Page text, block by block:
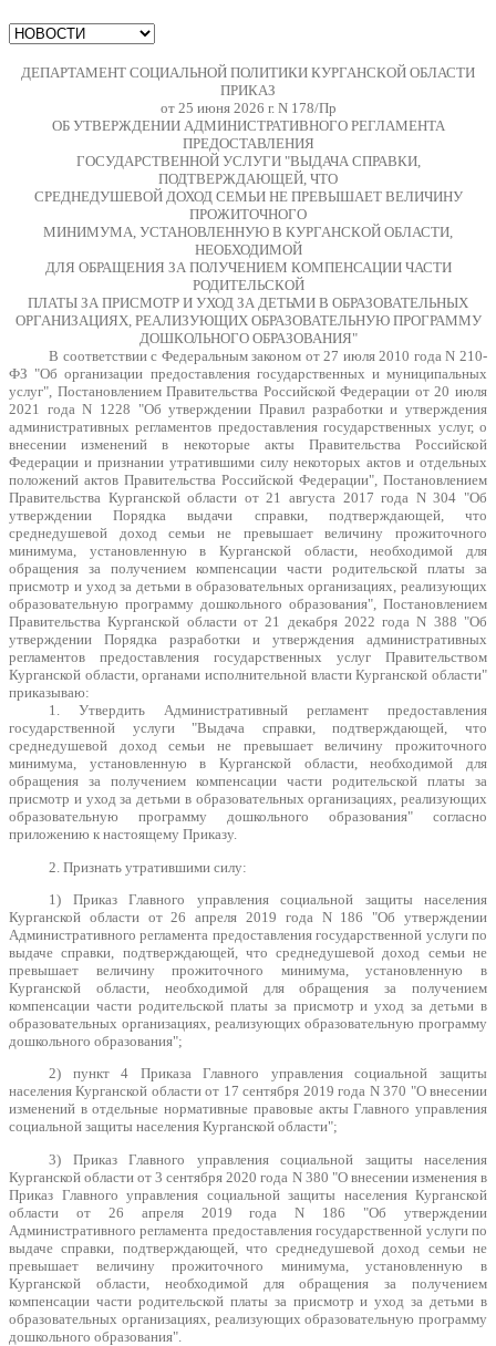
ДЕПАРТАМЕНТ СОЦИАЛЬНОЙ ПОЛИТИКИ КУРГАНСКОЙ ОБЛАСТИ
ПРИКАЗ
от 25 июня 2026 г. N 178/Пр
ОБ УТВЕРЖДЕНИИ АДМИНИСТРАТИВНОГО РЕГЛАМЕНТА
ПРЕДОСТАВЛЕНИЯ
ГОСУДАРСТВЕННОЙ УСЛУГИ "ВЫДАЧА СПРАВКИ,
ПОДТВЕРЖДАЮЩЕЙ, ЧТО
СРЕДНЕДУШЕВОЙ ДОХОД СЕМЬИ НЕ ПРЕВЫШАЕТ ВЕЛИЧИНУ
ПРОЖИТОЧНОГО
МИНИМУМА, УСТАНОВЛЕННУЮ В КУРГАНСКОЙ ОБЛАСТИ,
НЕОБХОДИМОЙ
ДЛЯ ОБРАЩЕНИЯ ЗА ПОЛУЧЕНИЕМ КОМПЕНСАЦИИ ЧАСТИ
РОДИТЕЛЬСКОЙ
ПЛАТЫ ЗА ПРИСМОТР И УХОД ЗА ДЕТЬМИ В ОБРАЗОВАТЕЛЬНЫХ
ОРГАНИЗАЦИЯХ, РЕАЛИЗУЮЩИХ ОБРАЗОВАТЕЛЬНУЮ ПРОГРАММУ
ДОШКОЛЬНОГО ОБРАЗОВАНИЯ"
В соответствии с Федеральным законом от 27 июля 2010 года N 210-
ФЗ "Об организации предоставления государственных и муниципальных
услуг", Постановлением Правительства Российской Федерации от 20 июля
2021 года N 1228 "Об утверждении Правил разработки и утверждения
административных регламентов предоставления государственных услуг, о
внесении изменений в некоторые акты Правительства Российской
Федерации и признании утратившими силу некоторых актов и отдельных
положений актов Правительства Российской Федерации", Постановлением
Правительства Курганской области от 21 августа 2017 года N 304 "Об
утверждении Порядка выдачи справки, подтверждающей, что
среднедушевой доход семьи не превышает величину прожиточного
минимума, установленную в Курганской области, необходимой для
обращения за получением компенсации части родительской платы за
присмотр и уход за детьми в образовательных организациях, реализующих
образовательную программу дошкольного образования", Постановлением
Правительства Курганской области от 21 декабря 2022 года N 388 "Об
утверждении Порядка разработки и утверждения административных
регламентов предоставления государственных услуг Правительством
Курганской области, органами исполнительной власти Курганской области"
приказываю:
1. Утвердить Административный регламент предоставления
государственной услуги "Выдача справки, подтверждающей, что
среднедушевой доход семьи не превышает величину прожиточного
минимума, установленную в Курганской области, необходимой для
обращения за получением компенсации части родительской платы за
присмотр и уход за детьми в образовательных организациях, реализующих
образовательную программу дошкольного образования" согласно
приложению к настоящему Приказу.
2. Признать утратившими силу:
1) Приказ Главного управления социальной защиты населения
Курганской области от 26 апреля 2019 года N 186 "Об утверждении
Административного регламента предоставления государственной услуги по
выдаче справки, подтверждающей, что среднедушевой доход семьи не
превышает величину прожиточного минимума, установленную в
Курганской области, необходимой для обращения за получением
компенсации части родительской платы за присмотр и уход за детьми в
образовательных организациях, реализующих образовательную программу
дошкольного образования";
2) пункт 4 Приказа Главного управления социальной защиты
населения Курганской области от 17 сентября 2019 года N 370 "О внесении
изменений в отдельные нормативные правовые акты Главного управления
социальной защиты населения Курганской области";
3) Приказ Главного управления социальной защиты населения
Курганской области от 3 сентября 2020 года N 380 "О внесении изменения в
Приказ Главного управления социальной защиты населения Курганской
области от 26 апреля 2019 года N 186 "Об утверждении
Административного регламента предоставления государственной услуги по
выдаче справки, подтверждающей, что среднедушевой доход семьи не
превышает величину прожиточного минимума, установленную в
Курганской области, необходимой для обращения за получением
компенсации части родительской платы за присмотр и уход за детьми в
образовательных организациях, реализующих образовательную программу
дошкольного образования".